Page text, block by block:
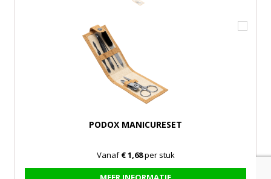
PODOX MANICURESET
Vanaf€ 1,68per stuk